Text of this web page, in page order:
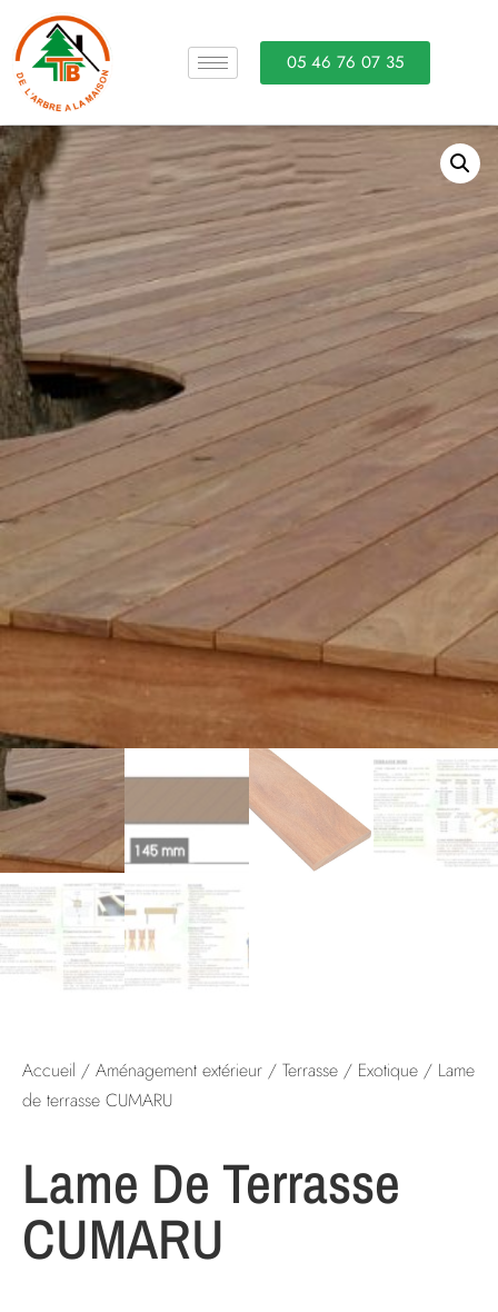
05 46 76 07 35
Accueil / Aménagement extérieur / Terrasse / Exotique / Lame
de terrasse CUMARU
Lame De Terrasse
CUMARU